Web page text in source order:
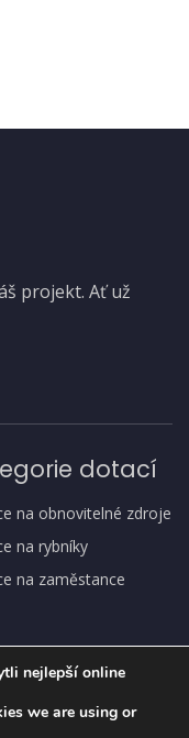
projekt. Ať už
dotací
na obnovitelné zdroje
na rybníky
na zaměstance
nejlepší online
we are using or